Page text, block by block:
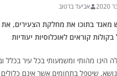
אביעד ברטוב
בתוכו את מחלקת הצעירים,
קוראים לאוכלוסיות יעודיות
הינו מהותי ומשמעותי בכל עיר בכלל
לנושא, שיטפל בתחומים אשר אינם